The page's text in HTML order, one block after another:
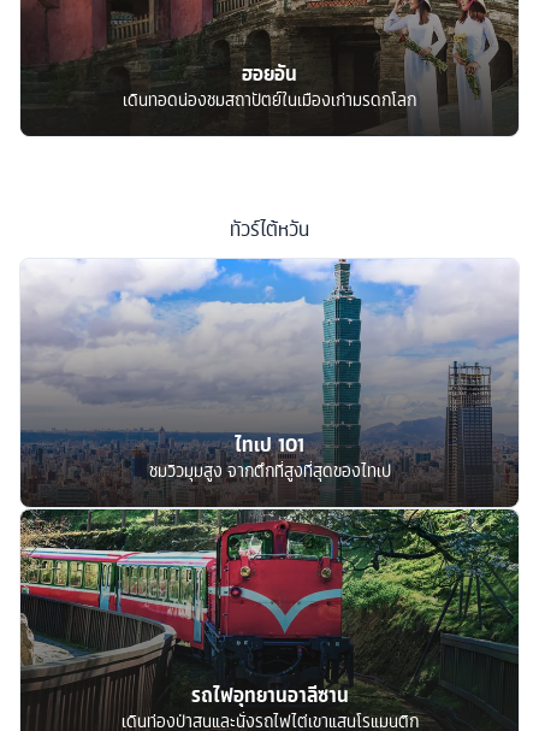
ฮอยอัน
เดินทอดน่องชมสถาปัตย์ในเมืองเก่ามรดกโลก
ทัวร์ไต้หวัน
ไทเป 101
ชมวิวมุมสูง จากตึกที่สูงที่สุดของไทเป
รถไฟอุทยานอาลีซาน
เดินท่องป่าสนและนั่งรถไฟไต่เขาแสนโรแมนติก